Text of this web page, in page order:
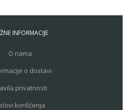
INFORMACIJE
O nama
o dostavi
privatnosti
korišćenja